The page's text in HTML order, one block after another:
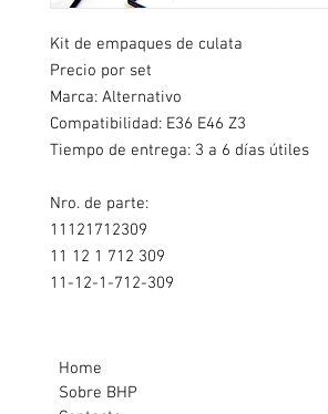
Kit de empaques de culata
Precio por set
Marca: Alternativo
Compatibilidad: E36 E46 Z3
Tiempo de entrega: 3 a 6 días útiles
Nro. de parte:
11121712309
11 12 1 712 309
11-12-1-712-309
Home
Sobre BHP